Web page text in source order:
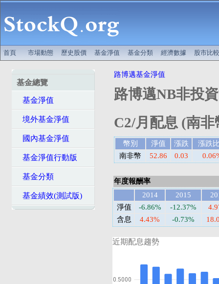
首頁 市場動態 歷史股價 基金淨值 基金分類 經濟數據 股市比較
基金總覽
基金淨值
境外基金淨值
國內基金淨值
基金淨值行動版
基金分類
基金績效(測試版)
路博邁基金淨值
路博邁NB非投
C2/月配息 (南非
幣別 淨值 漲跌
漲跌
南非幣
52.86 0.03
年度報酬率
2014
2015
淨值
-6.86% -12.37%
含息
4.43% -0.73%
近期配息趨勢
0.5000